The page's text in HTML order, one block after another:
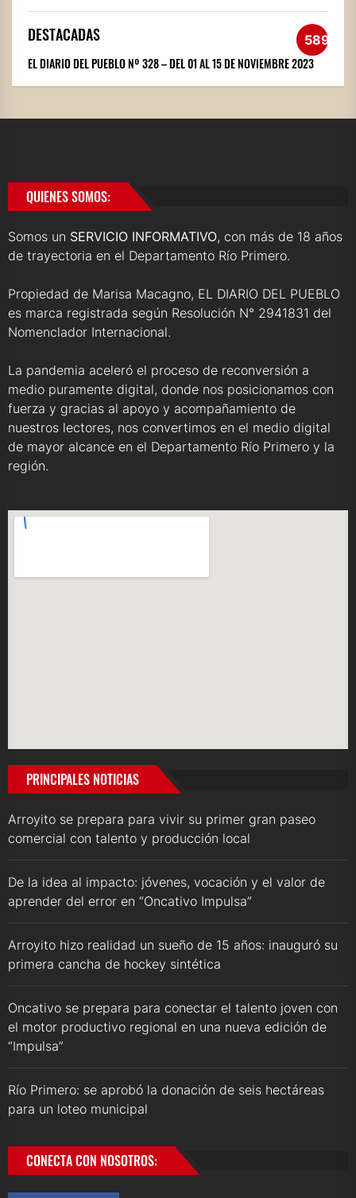
DESTACADAS 589
EL DIARIO DEL PUEBLO Nº 328 – DEL 01 AL 15 DE NOVIEMBRE 2023
QUIENES SOMOS:
Somos un SERVICIO INFORMATIVO, con más de 18 años
de trayectoria en el Departamento Río Primero.
Propiedad de Marisa Macagno, EL DIARIO DEL PUEBLO
es marca registrada según Resolución N° 2941831 del
Nomenclador Internacional.
La pandemia aceleró el proceso de reconversión a
medio puramente digital, donde nos posicionamos con
fuerza y gracias al apoyo y acompañamiento de
nuestros lectores, nos convertimos en el medio digital
de mayor alcance en el Departamento Río Primero y la
región.
PRINCIPALES NOTICIAS
Arroyito se prepara para vivir su primer gran paseo
comercial con talento y producción local
De la idea al impacto: jóvenes, vocación y el valor de
aprender del error en “Oncativo Impulsa”
Arroyito hizo realidad un sueño de 15 años: inauguró su
primera cancha de hockey sintética
Oncativo se prepara para conectar el talento joven con
el motor productivo regional en una nueva edición de
“Impulsa”
Río Primero: se aprobó la donación de seis hectáreas
para un loteo municipal
CONECTA CON NOSOTROS: